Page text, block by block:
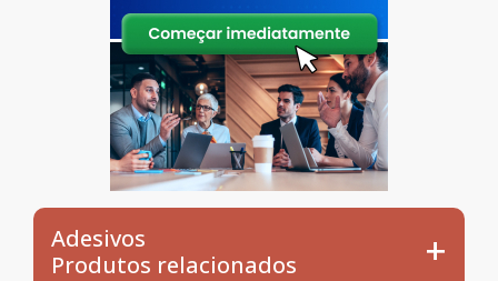
Adesivos
Produtos relacionados